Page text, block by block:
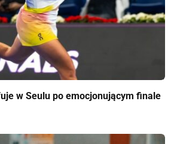
w Seulu po emocjonującym finale